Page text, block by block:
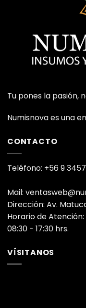
Tu pones la pasión,
Numisnova es una
CONTACTO
Teléfono: +56 9
Mail:
Dirección: Av.
Horario de Atención:
08:30 - 17:30 hrs.
VÍSITANOS